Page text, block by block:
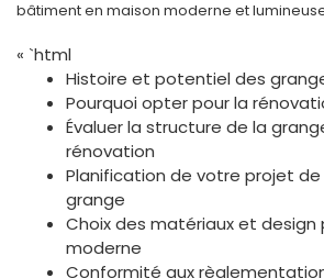
bâtiment en maison moderne et
« `html
Histoire et potentiel des
Pourquoi opter pour la
Évaluer la structure de la
rénovation
Planification de votre projet
grange
Choix des matériaux et design
moderne
Conformité aux